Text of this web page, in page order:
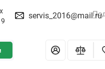
servis_2016@mail.ru